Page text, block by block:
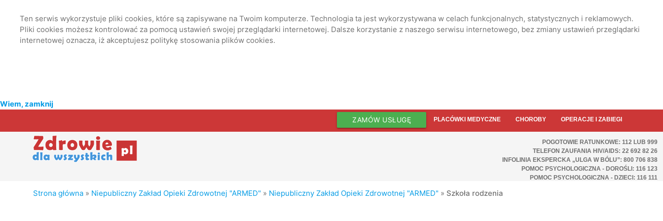
Ten serwis wykorzystuje pliki cookies, które są zapisywane na Twoim komputerze. Technologia ta jest wykorzystywana w celach funkcjonalnych, statystycznych i reklamowych.
Pliki cookies możesz kontrolować za pomocą ustawień swojej przeglądarki internetowej. Dalsze korzystanie z naszego serwisu internetowego, bez zmiany ustawień przeglądarki
internetowej oznacza, iż akceptujesz politykę stosowania plików cookies.
Wiem, zamknij
ZAMÓW USŁUGĘ PLACÓWKI MEDYCZNE CHOROBY OPERACJE I ZABIEGI
POGOTOWIE RATUNKOWE: 112 LUB 999
TELEFON ZAUFANIA HIV/AIDS: 22 692 82 26
INFOLINIA EKSPERCKA „ULGA W BÓLU”: 800 706 838
POMOC PSYCHOLOGICZNA - DOROŚLI: 116 123
POMOC PSYCHOLOGICZNA - DZIECI: 116 111
Strona główna » Niepubliczny Zakład Opieki Zdrowotnej "ARMED" » Niepubliczny Zakład Opieki Zdrowotnej "ARMED" » Szkoła rodzenia